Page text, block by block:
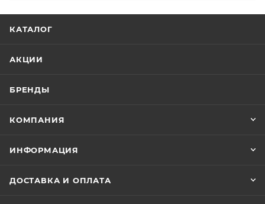
КАТАЛОГ
АКЦИИ
БРЕНДЫ
КОМПАНИЯ
ИНФОРМАЦИЯ
ДОСТАВКА И ОПЛАТА